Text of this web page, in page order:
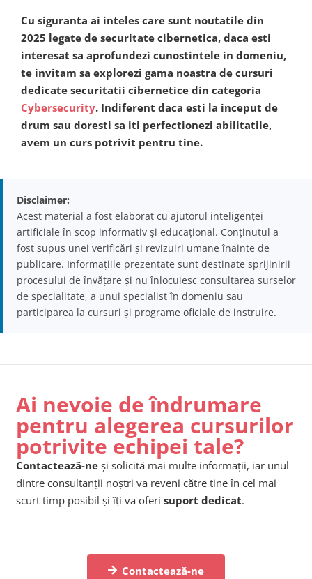
Cu siguranta ai inteles care sunt noutatile din
2025 legate de securitate cibernetica, daca esti
interesat sa aprofundezi cunostintele in domeniu,
te invitam sa explorezi gama noastra de cursuri
dedicate securitatii cibernetice din categoria
Cybersecurity. Indiferent daca esti la inceput de
drum sau doresti sa iti perfectionezi abilitatile,
avem un curs potrivit pentru tine.
Disclaimer:
Acest material a fost elaborat cu ajutorul inteligenței
artificiale în scop informativ și educațional. Conținutul a
fost supus unei verificări și revizuiri umane înainte de
publicare. Informațiile prezentate sunt destinate sprijinirii
procesului de învățare și nu înlocuiesc consultarea surselor
de specialitate, a unui specialist în domeniu sau
participarea la cursuri și programe oficiale de instruire.
Ai nevoie de îndrumare
pentru alegerea cursurilor
potrivite echipei tale?
Contactează-ne și solicită mai multe informații, iar unul
dintre consultanții noștri va reveni către tine în cel mai
scurt timp posibil și îți va oferi suport dedicat.
Contactează-ne